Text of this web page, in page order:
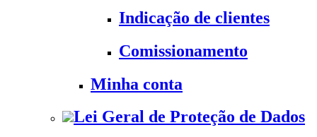
Indicação de clientes
Comissionamento
Minha conta
Lei Geral de Proteção de Dados